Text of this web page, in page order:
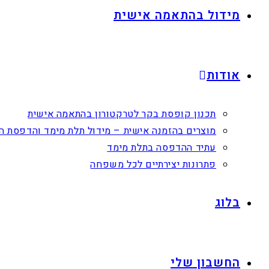
מידול בהתאמה אישית
אודות
תכנון קופסת בקר לטרקטורון בהתאמה אישית
מוצרים בהזמנה אישית – מידול תלת מימד והדפסת
עתיד ההדפסה בתלת מימד
פתרונות יצירתיים לכל משפחה
בלוג
החשבון שלי